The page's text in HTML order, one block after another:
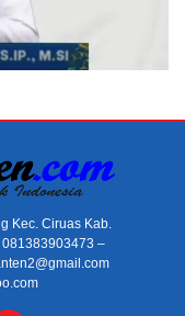
Kec. Ciruas Kab.
–